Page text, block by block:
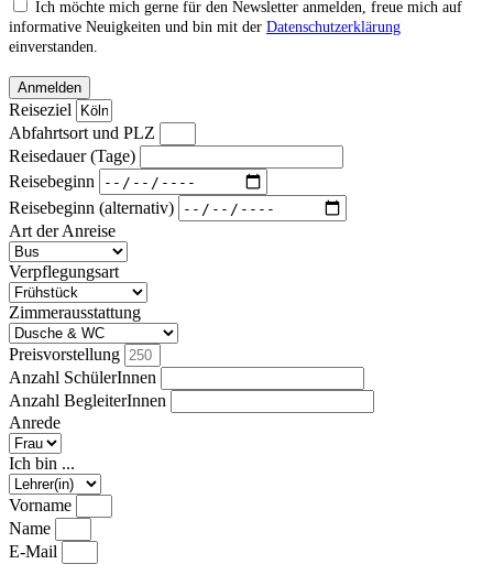
Ich möchte mich gerne für den Newsletter anmelden, freue mich auf
informative Neuigkeiten und bin mit der Datenschutzerklärung
einverstanden.
Anmelden
Reiseziel
Abfahrtsort und PLZ
Reisedauer (Tage)
Reisebeginn
Reisebeginn (alternativ)
Art der Anreise
Verpflegungsart
Zimmerausstattung
Preisvorstellung
Anzahl SchülerInnen
Anzahl BegleiterInnen
Anrede
Ich bin ...
Vorname
Name
E-Mail